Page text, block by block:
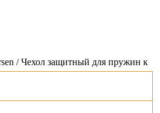
/ Чехол защитный для пружин к